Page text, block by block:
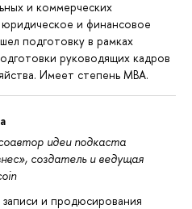
и коммерческих
и финансовое
подготовку в рамках
руководящих кадров
Имеет степень МВА.
идеи подкаста
создатель и ведущая
и продюсирования